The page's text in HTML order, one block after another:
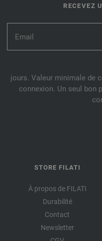
RECEVEZ
jours. Valeur minimale de
connexion. Un seul bon
STORE FILATI
À propos de FILATI
Durabilité
Contact
Newsletter